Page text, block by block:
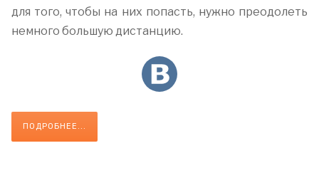
для того, чтобы на них попасть, нужно преодолеть
немного большую дистанцию.
ПОДРОБНЕЕ...